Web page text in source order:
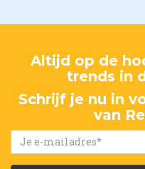
Altijd op de
trends in
Schrijf je nu in
van